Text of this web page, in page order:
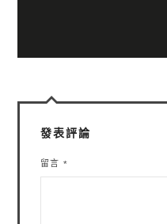
發表評論
留言 *